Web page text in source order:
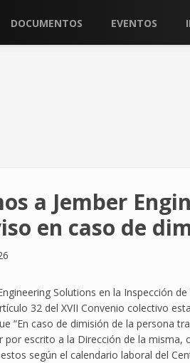
DOCUMENTOS EVENTOS
a Jember
en caso de
Solutions en la Inspección
32 del XVII Convenio colectivo
“En caso de dimisión de la persona
por escrito a la Dirección de la misma,
según el calendario laboral del